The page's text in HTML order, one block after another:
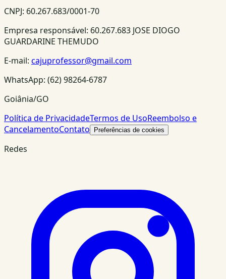
CNPJ: 60.267.683/0001-70
Empresa responsável: 60.267.683 JOSE DIOGO
GUARDARINE THEMUDO
E-mail: cajuprofessor@gmail.com
WhatsApp: (62) 98264-6787
Goiânia/GO
Política de PrivacidadeTermos de UsoReembolso e
CancelamentoContato Preferências de cookies
Redes